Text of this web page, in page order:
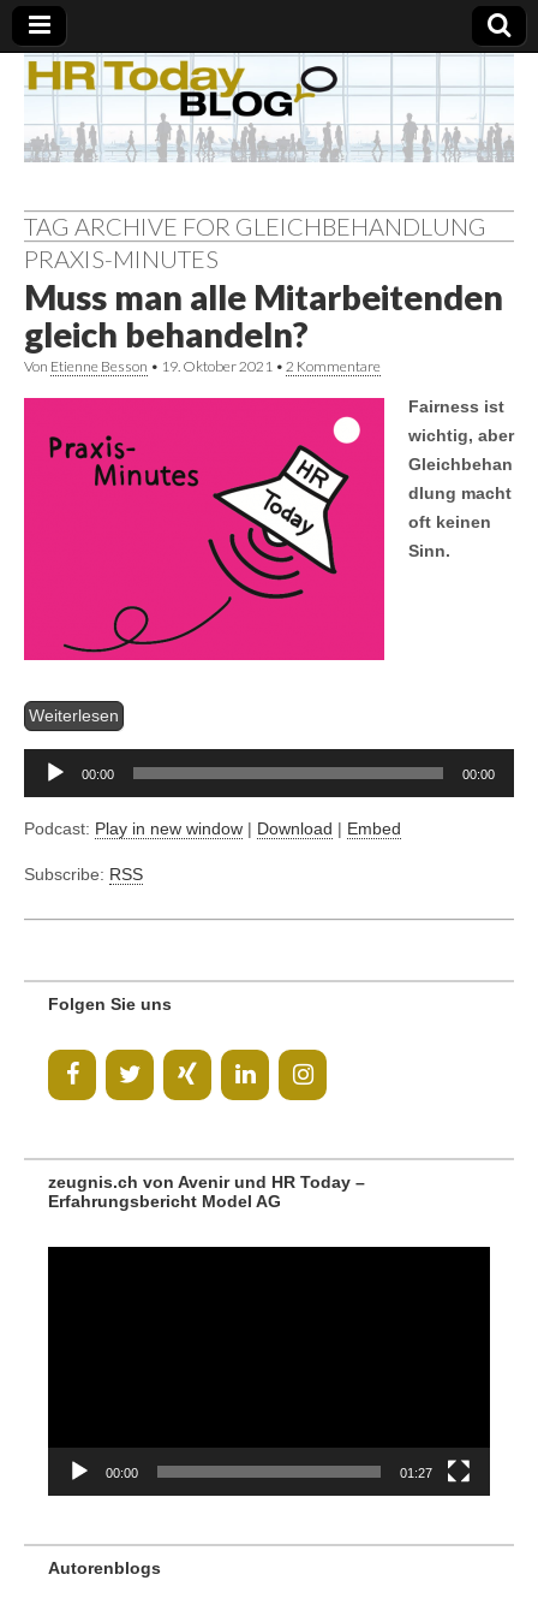
TAG ARCHIVE FOR GLEICHBEHANDLUNG
PRAXIS-MINUTES
Muss man alle Mitarbeitenden
gleich behandeln?
Von Etienne Besson • 19. Oktober 2021 • 2 Kommentare
Fairness ist
wichtig, aber
Gleichbehan
dlung macht
oft keinen
Sinn.
Weiterlesen
00:00 00:00
Podcast: Play in new window | Download | Embed
Subscribe: RSS
Folgen Sie uns
zeugnis.ch von Avenir und HR Today –
Erfahrungsbericht Model AG
00:00 01:27
Autorenblogs